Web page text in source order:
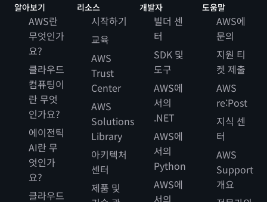
알아보기
AWS란
무엇인가
요?
클라우드
컴퓨팅이
란 무엇
인가요?
에이전틱
AI란 무
엇인가
요?
클라우드
리소스
시작하기
교육
AWS
Trust
Center
AWS
Solutions
Library
아키텍처
센터
제품 및
개발자
빌더 센
터
SDK 및
도구
AWS에
서의
.NET
AWS에
서의
Python
AWS에
서의
도움말
AWS에
문의
지원 티
켓 제출
AWS
re:Post
지식 센
터
AWS
Support
개요